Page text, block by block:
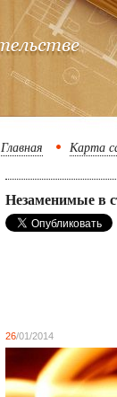
Главная Карта
Незаменимые в
26/01/2014